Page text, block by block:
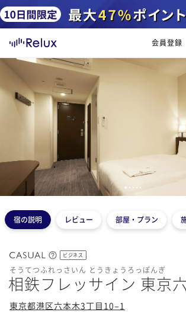
会員登録
1 2 3 4 5
宿の説明 レビュー 部屋・プラン
ビジネス
そうてつふれっさいん とうきょうろっぽんぎ
相鉄フレッサイン 東京
東京都港区六本木3丁目10−1